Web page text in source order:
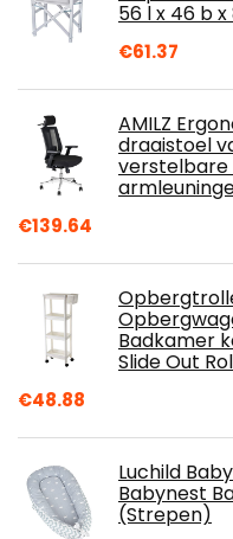
56 l x 46 b
€61.37
AMILZ
draaistoel
verstelbare
€139.64
Badkamer
Slide Out
€48.88
Luchild
Babynest
(Strepen)